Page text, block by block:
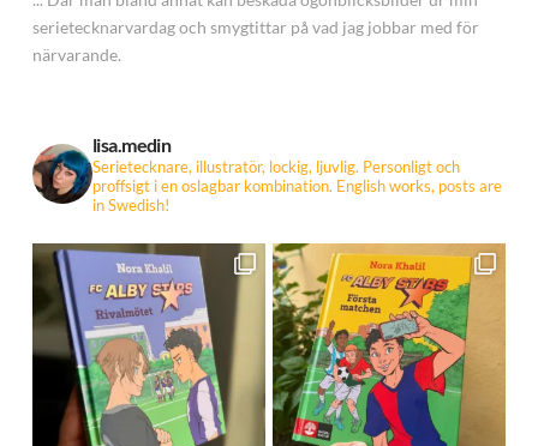
serietecknarvardag och smygtittar på vad jag jobbar med för
närvarande.
lisa.medin
Serietecknare, illustratör, lockig, ljuvlig. Personligt och
proffsigt i en oslagbar kombination. English works, posts are
in Swedish!